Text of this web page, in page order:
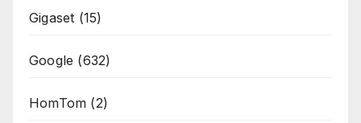
Gigaset (15)
Google (632)
HomTom (2)